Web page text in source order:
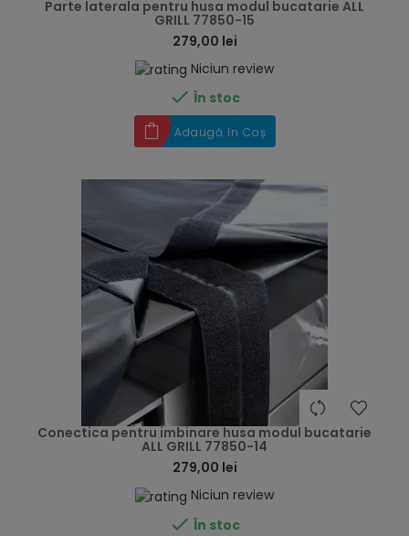
Parte laterala pentru husa modul bucatarie ALL
GRILL 77850-15
279,00 lei
Niciun review
 În stoc
Adaugă în Coș
Conectica pentru imbinare husa modul bucatarie
ALL GRILL 77850-14
279,00 lei
Niciun review
 În stoc